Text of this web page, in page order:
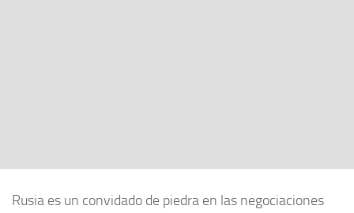
Rusia es un convidado de piedra en las negociaciones